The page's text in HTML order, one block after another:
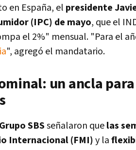
en España, el presidente
(IPC) de mayo, que el
el 2%" mensual. "Para el
", agregó el mandatario.
un ancla
SBSseñalaron quelas
Internacional (FMI)y la